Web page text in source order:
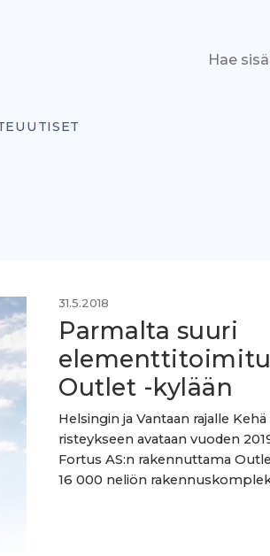
31.5.2018
Parmalta suuri
Outlet -kylään
Helsingin ja Vantaan rajalle
risteykseen avataan vuoden
Fortus AS:n rakennuttama
16 000 neliön